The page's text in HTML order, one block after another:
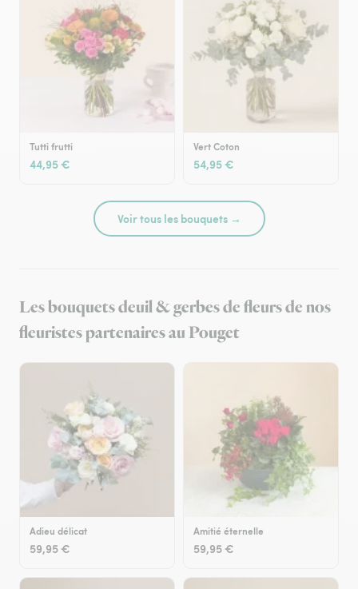
Tutti frutti
44,95 €
Vert Coton
54,95 €
Voir tous les bouquets →
Les bouquets deuil & gerbes de fleurs de nos
fleuristes partenaires au Pouget
Adieu délicat
59,95 €
Amitié éternelle
59,95 €